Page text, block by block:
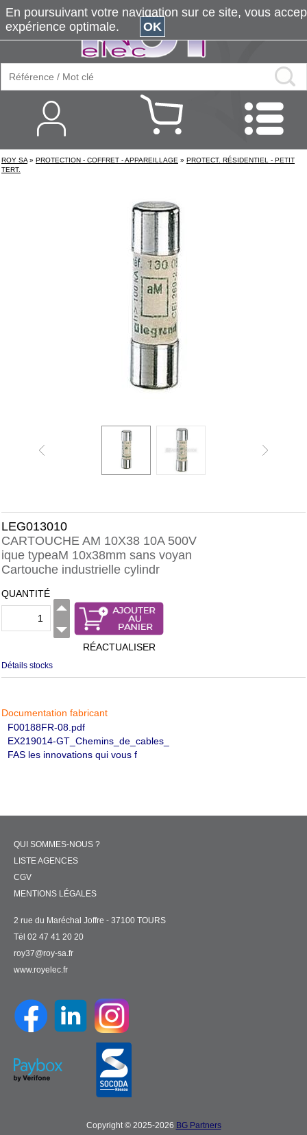
ROY SA » PROTECTION - COFFRET - APPAREILLAGE » PROTECT. RÉSIDENTIEL - PETIT
TERT.
LEG013010
CARTOUCHE AM 10X38 10A 500V
ique typeaM 10x38mm sans voyan
Cartouche industrielle cylindr
QUANTITÉ
RÉACTUALISER
Détails stocks
Documentation fabricant
F00188FR-08.pdf
EX219014-GT_Chemins_de_cables_
FAS les innovations qui vous f
QUI SOMMES-NOUS ?
LISTE AGENCES
CGV
MENTIONS LÉGALES
2 rue du Maréchal Joffre - 37100 TOURS
Tél 02 47 41 20 20
roy37@roy-sa.fr
www.royelec.fr
Copyright © 2025-2026 BG Partners
En poursuivant votre navigation sur ce site, vous
expérience optimale.
OK